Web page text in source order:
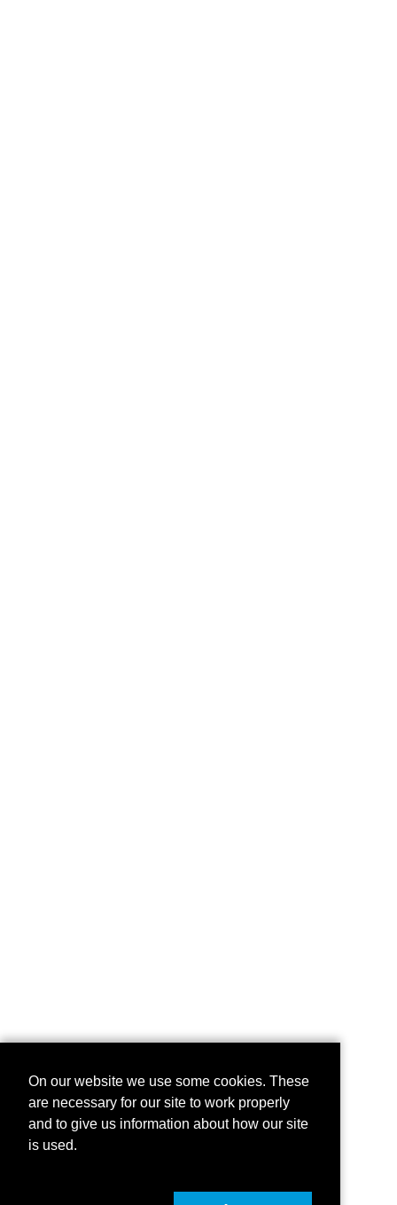
On our website we use some cookies. These
are necessary for our site to work properly
and to give us information about how our site
is used.